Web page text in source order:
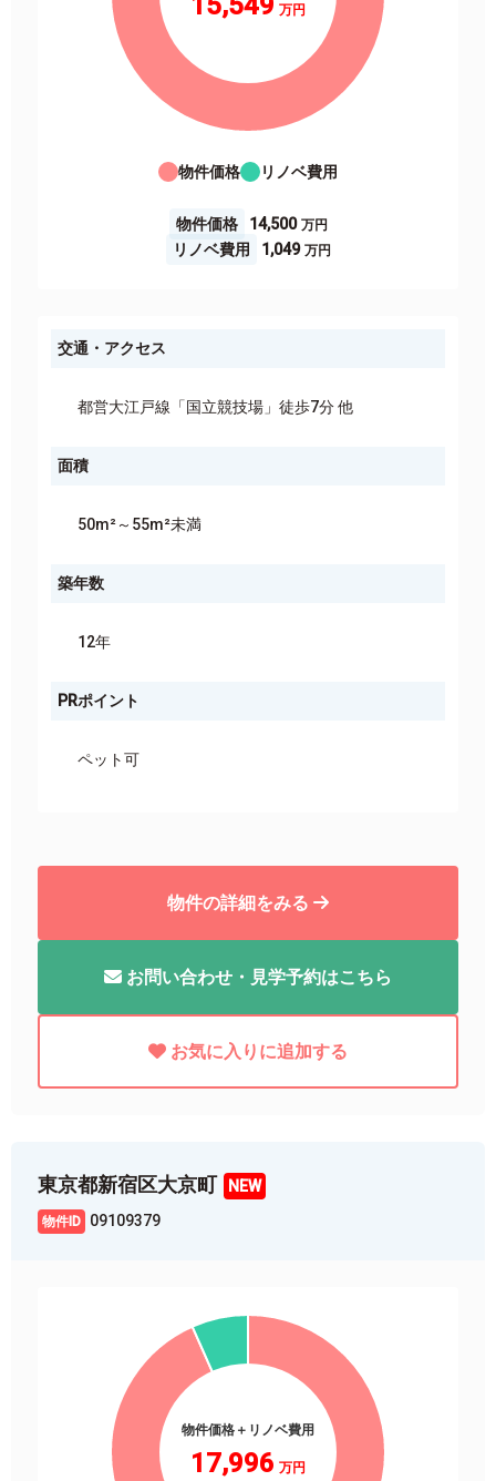
物件価格 リノベ費用
物件価格
14,500
リノベ費用
1,049
交通・アクセス
都営大江戸線「国立競技場」徒歩7分 他
面積
50m²～55m²未満
築年数
12年
PRポイント
ペット可
物件の詳細をみる
お問い合わせ・見学予約はこちら
お気に入りに追加する
東京都新宿区大京町
09109379
物件価格＋リノベ費用
17,996